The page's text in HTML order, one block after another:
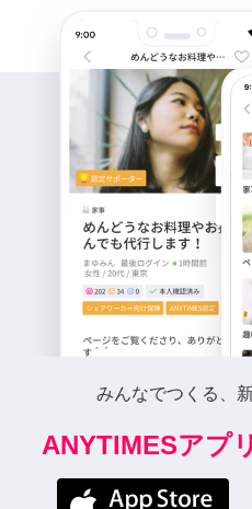
みんなでつくる、
ANYTIMESアプ